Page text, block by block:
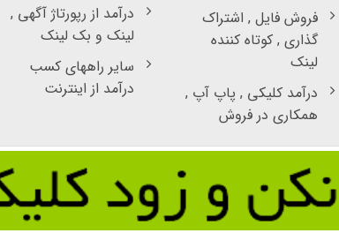
فروش فایل , اشتراک
گذاری , کوتاه کننده
لینک
درآمد کلیکی , پاپ آپ ,
همکاری در فروش
درآمد از رپورتاژ آگهی ,
لینک و بک لینک
سایر راههای کسب
درآمد از اینترنت